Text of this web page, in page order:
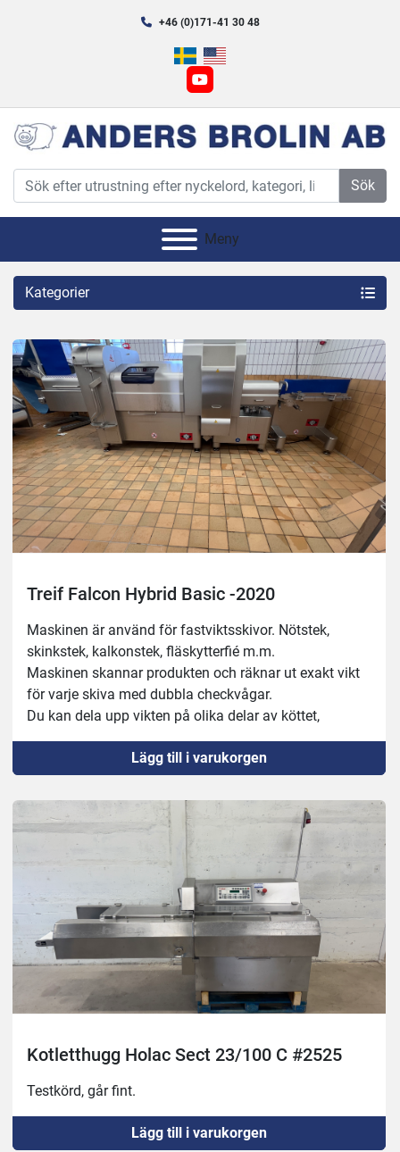
+46 (0)171-41 30 48
youtube
Sök
Meny
Kategorier
Treif Falcon Hybrid Basic -2020
Maskinen är använd för fastviktsskivor. Nötstek,
skinkstek, kalkonstek, fläskytterfié m.m.
Maskinen skannar produkten och räknar ut exakt vikt
för varje skiva med dubbla checkvågar.
Du kan dela upp vikten på olika delar av köttet,
300gram första skivan av en oxfile, dela upp mitten på
200g skivor och lämna svansen.
Maskinen har endast kört 1000timmar.
Servad av Treif.
Lägg till i varukorgen
Kotletthugg Holac Sect 23/100 C #2525
Testkörd, går fint.
Lägg till i varukorgen